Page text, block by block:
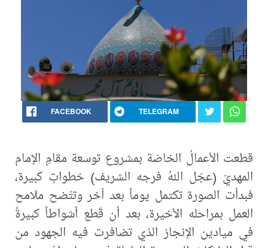
FACEBOOK TELEGRAM
قطعت الأعمالُ الخاصّة بمشروع توسعة مقامِ الإمام
المهديّ (عجّل اللهُ فرجه الشريف) خطواتٍ كبيرة،
فبدأت الصورة تكتمل يوماً بعد آخر وتتّضح ملامح
العمل بمراحله الأخيرة، بعد أن قَطع أشواطاً كبيرةً
في ميادين الإنجاز الذي تضافرت فيه الجهود من